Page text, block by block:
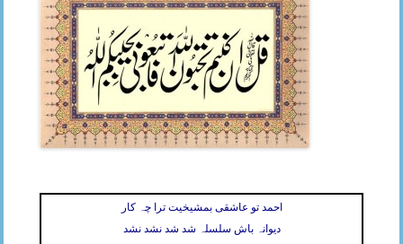
احمد تو عاشقی بمشیخیت ترا چہ کار
دیوانہ باش سلسلہ شد شد نشد نشد